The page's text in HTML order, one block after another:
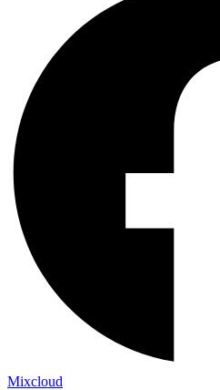
Mixcloud